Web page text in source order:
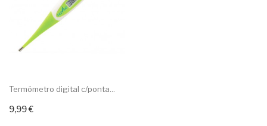
Termómetro digital c/ponta...
9,99 €